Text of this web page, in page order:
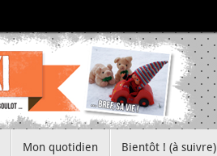
Mon quotidien Bientôt ! (à suivre)